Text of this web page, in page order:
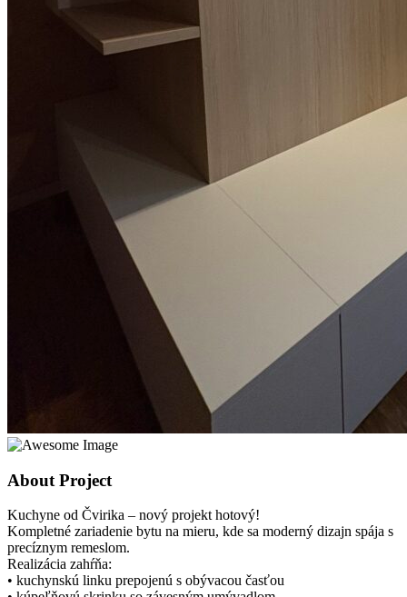
About Project
Kuchyne od Čvirika – nový projekt hotový!
Kompletné zariadenie bytu na mieru, kde sa moderný dizajn spája s
precíznym remeslom.
Realizácia zahŕňa:
• kuchynskú linku prepojenú s obývacou časťou